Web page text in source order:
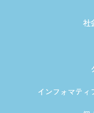
社
インフォマティ